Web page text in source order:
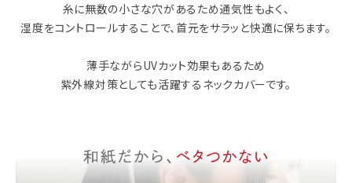
糸に無数の小さな穴があるため通気性もよく、
湿度をコントロールすることで、首元をサラッと快適に保ちます。
薄手ながらUVカット効果もあるため
紫外線対策としても活躍するネックカバーです。